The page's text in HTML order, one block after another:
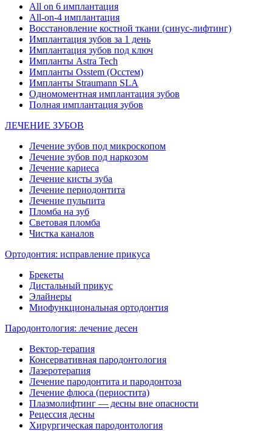
All on 6 имплантация
All-on-4 имплантация
Восстановление костной ткани (синус-лифтинг)
Имплантация зубов за 1 день
Имплантация зубов под ключ
Импланты Astra Tech
Импланты Osstem (Осстем)
Импланты Straumann SLA
Одномоментная имплантация зубов
Полная имплантация зубов
ЛЕЧЕНИЕ ЗУБОВ
Лечение зубов под микроскопом
Лечение зубов под наркозом
Лечение кариеса
Лечение кисты зуба
Лечение периодонтита
Лечение пульпита
Пломба на зуб
Световая пломба
Чистка каналов
Ортодонтия: исправление прикуса
Брекеты
Дистальный прикус
Элайнеры
Миофункциональная ортодонтия
Пародонтология: лечение десен
Вектор-терапия
Консервативная пародонтология
Лазеротерапия
Лечение пародонтита и пародонтоза
Лечение флюса (периостита)
Плазмолифтинг — десны вне опасности
Рецессия десны
Хирургическая пародонтология